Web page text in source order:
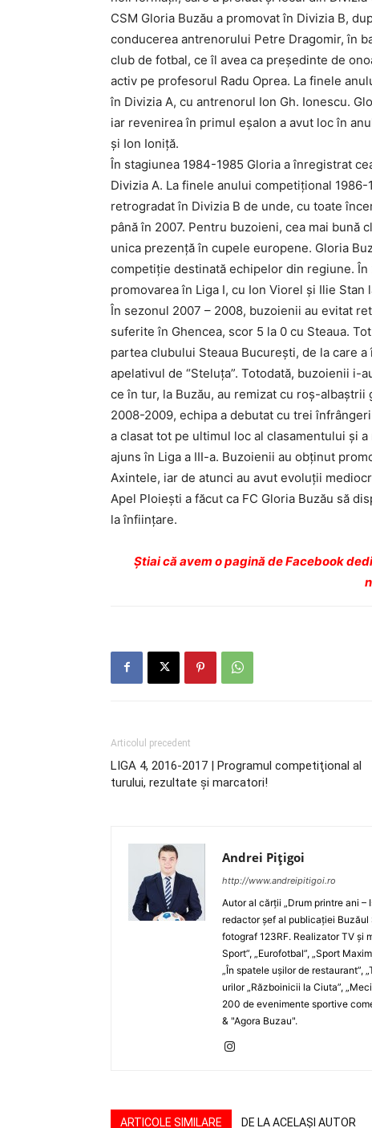
CSM Gloria Buzău a promovat în Divizia B,
conducerea antrenorului Petre Dragomir, în
club de fotbal, ce îl avea ca președinte de
activ pe profesorul Radu Oprea. La finele
în Divizia A, cu antrenorul Ion Gh. Ionescu.
iar revenirea în primul eşalon a avut loc în
și Ion Ioniță.
În stagiunea 1984-1985 Gloria a înregistrat
Divizia A. La finele anului competițional
retrogradat în Divizia B de unde, cu toate
până în 2007. Pentru buzoieni, cea mai bună
unica prezenţă în cupele europene. Gloria
competiţie destinată echipelor din regiune.
promovarea în Liga I, cu Ion Viorel şi Ilie
În sezonul 2007 – 2008, buzoienii au evitat
suferite în Ghencea, scor 5 la 0 cu Steaua.
partea clubului Steaua București, de la care
apelativul de “Steluţa”. Totodată, buzoienii i-
ce în tur, la Buzău, au remizat cu roş-
2008-2009, echipa a debutat cu trei
a clasat tot pe ultimul loc al clasamentului și
ajuns în Liga a III-a. Buzoienii au obţinut
Axintele, iar de atunci au avut evoluţii
Apel Ploieşti a făcut ca FC Gloria Buzău să
la înfiinţare.
Ştiai că avem o pagină de Facebook
Articolul precedent
LIGA 4, 2016-2017 | Programul competiţional al
turului, rezultate şi marcatori!
Andrei Pițigoi
http://www.andreipitigoi.ro
Autor al cărţii „Drum printre ani –
redactor şef al publicaţiei
fotograf 123RF. Realizator TV şi
Sport”, „Eurofotbal”, „Sport
„În spatele uşilor de
urilor „Războinicii la Ciuta”,
200 de evenimente sportive
& "Agora Buzau".
ARTICOLE SIMILARE DE LA ACELAȘI AUTOR